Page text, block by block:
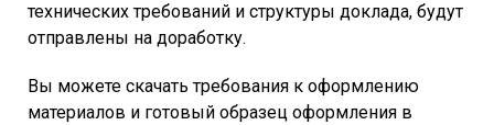
технических требований и структуры доклада, будут
отправлены на доработку.
Вы можете скачать требования к оформлению
материалов и готовый образец оформления в